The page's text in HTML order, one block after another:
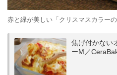
赤と緑が美しい「クリスマスカラーの
焦げ付かない
ーM／